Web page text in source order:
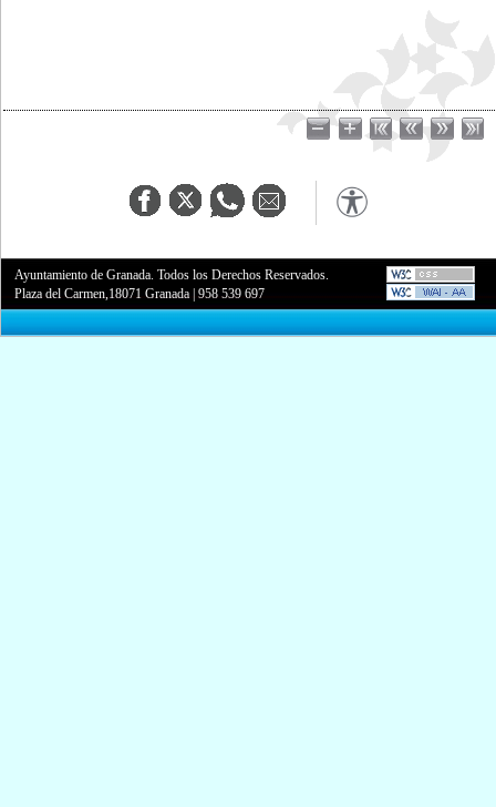
Ayuntamiento de Granada. Todos los Derechos Reservados.
Plaza del Carmen,18071 Granada |958 539 697